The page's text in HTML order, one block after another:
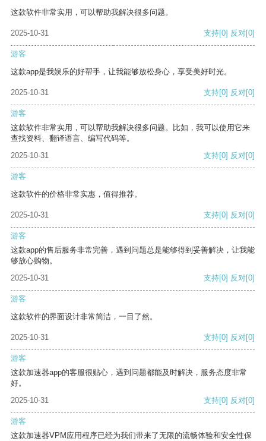
这款软件非常实用，可以帮助我解决很多问题。
2025-10-31 支持[0] 反对[0]
游客
这款app是我娱乐的好帮手，让我能够放松身心，享受美好时光。
2025-10-31 支持[0] 反对[0]
游客
这款软件非常实用，可以帮助我解决很多问题。比如，我可以使用它来
查找资料、翻译语言、编写代码等。
2025-10-31
支持[0] 反对[0]
游客
这款软件的价格非常实惠，值得推荐。
2025-10-31 支持[0] 反对[0]
游客
这款app的售后服务非常完善，遇到问题总是能够得到妥善解决，让我能
够放心购物。
2025-10-31
支持[0] 反对[0]
游客
这款软件的界面设计非常简洁，一目了然。
2025-10-31 支持[0] 反对[0]
游客
这款加速器app的客服很贴心，遇到问题都能及时解决，服务态度非常
好。
2025-10-31
支持[0] 反对[0]
游客
这款加速器VPM应用程序已经为我们带来了无限的流畅体验和安全性保